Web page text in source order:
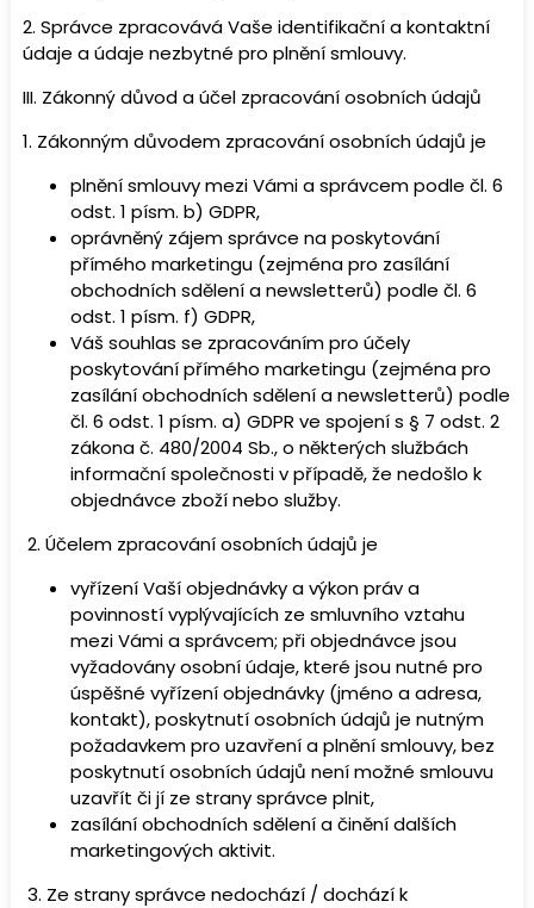
2. Správce zpracovává Vaše identifikační a kontaktní
údaje a údaje nezbytné pro plnění smlouvy.
III. Zákonný důvod a účel zpracování osobních údajů
1. Zákonným důvodem zpracování osobních údajů je
plnění smlouvy mezi Vámi a správcem podle čl. 6
odst. 1 písm. b) GDPR,
oprávněný zájem správce na poskytování
přímého marketingu (zejména pro zasílání
obchodních sdělení a newsletterů) podle čl. 6
odst. 1 písm. f) GDPR,
Váš souhlas se zpracováním pro účely
poskytování přímého marketingu (zejména pro
zasílání obchodních sdělení a newsletterů) podle
čl. 6 odst. 1 písm. a) GDPR ve spojení s § 7 odst. 2
zákona č. 480/2004 Sb., o některých službách
informační společnosti v případě, že nedošlo k
objednávce zboží nebo služby.
2. Účelem zpracování osobních údajů je
vyřízení Vaší objednávky a výkon práv a
povinností vyplývajících ze smluvního vztahu
mezi Vámi a správcem; při objednávce jsou
vyžadovány osobní údaje, které jsou nutné pro
úspěšné vyřízení objednávky (jméno a adresa,
kontakt), poskytnutí osobních údajů je nutným
požadavkem pro uzavření a plnění smlouvy, bez
poskytnutí osobních údajů není možné smlouvu
uzavřít či jí ze strany správce plnit,
zasílání obchodních sdělení a činění dalších
marketingových aktivit.
3. Ze strany správce nedochází / dochází k